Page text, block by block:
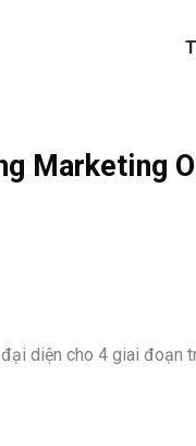
Marketing
diện cho 4 giai đoạn